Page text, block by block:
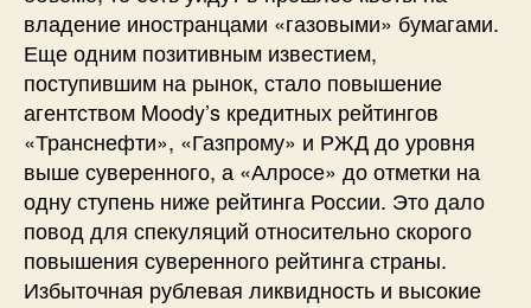
владение иностранцами «газовыми» бумагами.
Еще одним позитивным известием,
поступившим на рынок, стало повышение
агентством Moody’s кредитных рейтингов
«Транснефти», «Газпрому» и РЖД до уровня
выше суверенного, а «Алросе» до отметки на
одну ступень ниже рейтинга России. Это дало
повод для спекуляций относительно скорого
повышения суверенного рейтинга страны.
Избыточная рублевая ликвидность и высокие